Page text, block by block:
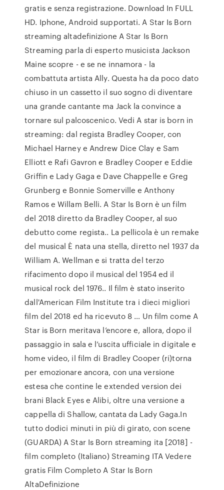
gratis e senza registrazione. Download In FULL
HD. Iphone, Android supportati. A Star Is Born
streaming altadefinizione A Star Is Born
Streaming parla di esperto musicista Jackson
Maine scopre - e se ne innamora - la
combattuta artista Ally. Questa ha da poco dato
chiuso in un cassetto il suo sogno di diventare
una grande cantante ma Jack la convince a
tornare sul palcoscenico. Vedi A star is born in
streaming: dal regista Bradley Cooper, con
Michael Harney e Andrew Dice Clay e Sam
Elliott e Rafi Gavron e Bradley Cooper e Eddie
Griffin e Lady Gaga e Dave Chappelle e Greg
Grunberg e Bonnie Somerville e Anthony
Ramos e Willam Belli. A Star Is Born è un film
del 2018 diretto da Bradley Cooper, al suo
debutto come regista.. La pellicola è un remake
del musical È nata una stella, diretto nel 1937 da
William A. Wellman e si tratta del terzo
rifacimento dopo il musical del 1954 ed il
musical rock del 1976.. Il film è stato inserito
dall'American Film Institute tra i dieci migliori
film del 2018 ed ha ricevuto 8 … Un film come A
Star is Born meritava l’encore e, allora, dopo il
passaggio in sala e l’uscita ufficiale in digitale e
home video, il film di Bradley Cooper (ri)torna
per emozionare ancora, con una versione
estesa che contine le extended version dei
brani Black Eyes e Alibi, oltre una versione a
cappella di Shallow, cantata da Lady Gaga.In
tutto dodici minuti in più di girato, con scene
(GUARDA) A Star Is Born streaming ita [2018] -
film completo (Italiano) Streaming ITA Vedere
gratis Film Completo A Star Is Born
AltaDefinizione